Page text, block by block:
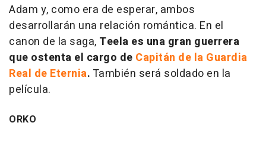
Adam y, como era de esperar, ambos
desarrollarán una relación romántica. En el
canon de la saga, Teela es una gran guerrera
que ostenta el cargo de Capitán de la Guardia
Real de Eternia. También será soldado en la
película.
ORKO